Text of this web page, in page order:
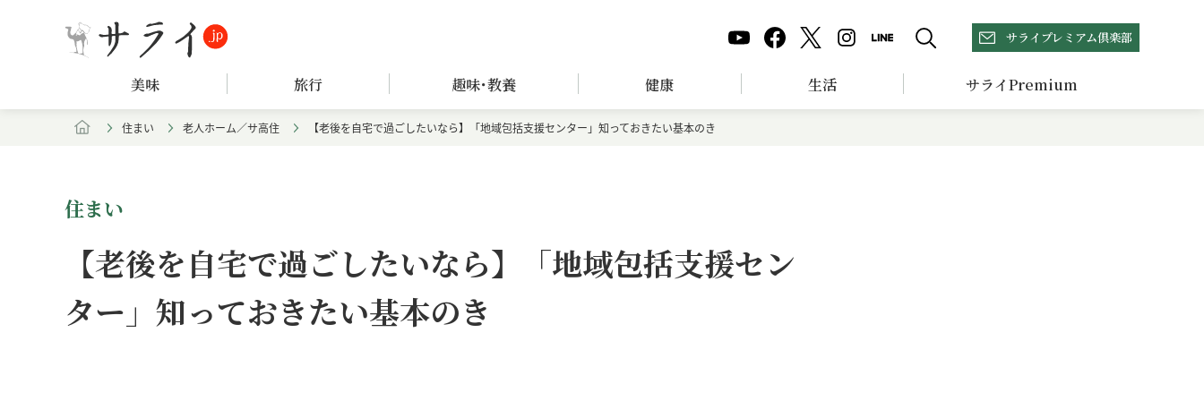
サライプレミアム倶楽部
美味 旅行 趣味･教養 健康 生活 サライPremium
住まい 老人ホーム／サ高住 【老後を自宅で過ごしたいなら】「地域包括支援センター」知っておきたい基本のき
住まい
【老後を自宅で過ごしたいなら】「地域包括支援セン
ター」知っておきたい基本のき